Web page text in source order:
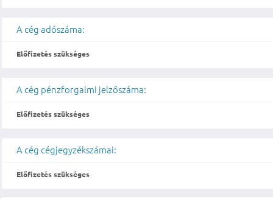
A cég adószáma:
Előfizetés szükséges
A cég pénzforgalmi jelzőszáma:
Előfizetés szükséges
A cég cégjegyzékszámai:
Előfizetés szükséges